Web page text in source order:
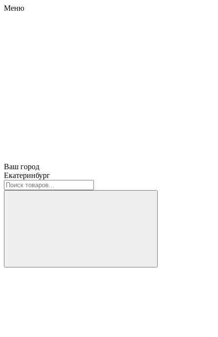
Меню
Ваш город
Екатеринбург